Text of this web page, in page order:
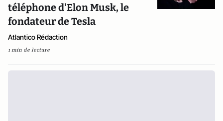
téléphone d'Elon Musk, le
fondateur de Tesla
Atlantico Rédaction
1 min de lecture